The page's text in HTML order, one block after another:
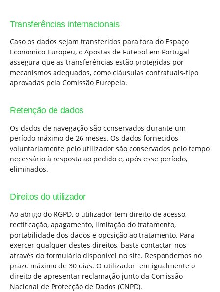
Transferências internacionais
Caso os dados sejam transferidos para fora do Espaço
Económico Europeu, o Apostas de Futebol em Portugal
assegura que as transferências estão protegidas por
mecanismos adequados, como cláusulas contratuais-tipo
aprovadas pela Comissão Europeia.
Retenção de dados
Os dados de navegação são conservados durante um
período máximo de 26 meses. Os dados fornecidos
voluntariamente pelo utilizador são conservados pelo tempo
necessário à resposta ao pedido e, após esse período,
eliminados.
Direitos do utilizador
Ao abrigo do RGPD, o utilizador tem direito de acesso,
rectificação, apagamento, limitação do tratamento,
portabilidade dos dados e oposição ao tratamento. Para
exercer qualquer destes direitos, basta contactar-nos
através do formulário disponível no site. Respondemos no
prazo máximo de 30 dias. O utilizador tem igualmente o
direito de apresentar reclamação junto da Comissão
Nacional de Protecção de Dados (CNPD).